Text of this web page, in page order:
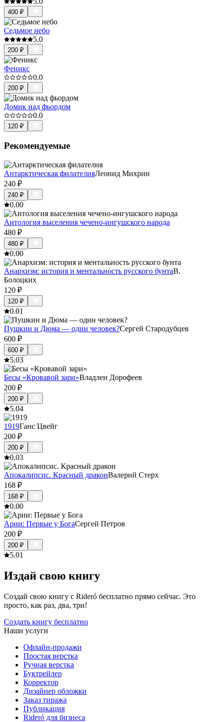
400 ₽
Седьмое небо
5.0
200 ₽
Феникс
0.0
200 ₽
Домик над фьордом
0.0
120 ₽
Рекомендуемые
Антарктическая филателияЛеонид Михрин
240 ₽
240 ₽
0.00
Антология выселения чечено-ингушского народа
480 ₽
480 ₽
0.00
Анархизм: история и ментальность русского бунтаВ.
Болоцких
120 ₽
120 ₽
0.01
Пушкин и Дюма — один человек?Сергей Стародубцев
600 ₽
600 ₽
5.03
Бесы «Кровавой зари»Владлен Дорофеев
200 ₽
200 ₽
5.04
1919Ганс Цвейг
200 ₽
200 ₽
0.03
Апокалипсис. Красный драконВалерий Стерх
168 ₽
168 ₽
0.00
Арии: Первые у БогаСергей Петров
200 ₽
200 ₽
5.01
Издай свою книгу
Создай свою книгу с Rideró бесплатно прямо сейчас. Это
просто, как раз, два, три!
Создать книгу бесплатно
Наши услуги
Офлайн-продажи
Простая верстка
Ручная верстка
Буктрейлер
Корректор
Дизайнер обложки
Заказ тиража
Публикация
Rideró для бизнеса